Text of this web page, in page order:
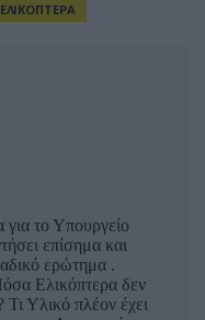
ΕΛΙΚΟΠΤΕΡΑ